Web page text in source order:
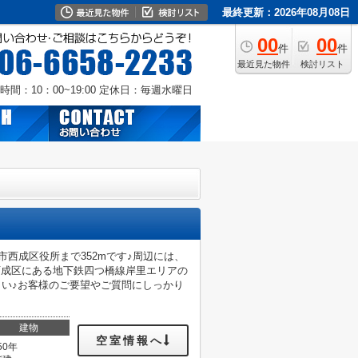
最終更新：2026年08月08日
00件
最近見た物件
00件
検討リスト
間：10：00~19:00 定休日：毎週水曜日
成区役所まで352mです♪周辺には、
区にある地下鉄四つ橋線岸里エリアの
♪お客様のご要望やご質問にしっかり
建物
年
空室情報へ